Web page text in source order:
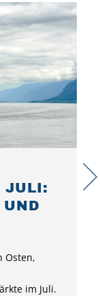
JULI:
Osten,
im Juli.